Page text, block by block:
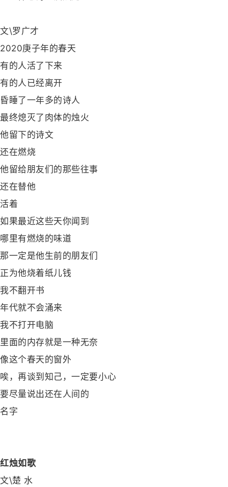
文\罗广才
2020庚子年的春天
有的人活了下来
有的人已经离开
昏睡了一年多的诗人
最终熄灭了肉体的烛火
他留下的诗文
还在燃烧
他留给朋友们的那些往事
还在替他
活着
如果最近这些天你闻到
哪里有燃烧的味道
那一定是他生前的朋友们
正为他烧着纸儿钱
我不翻开书
年代就不会涌来
我不打开电脑
里面的内存就是一种无奈
像这个春天的窗外
唉，再谈到知己，一定要小心
要尽量说出还在人间的
名字
红烛如歌
文\楚 水